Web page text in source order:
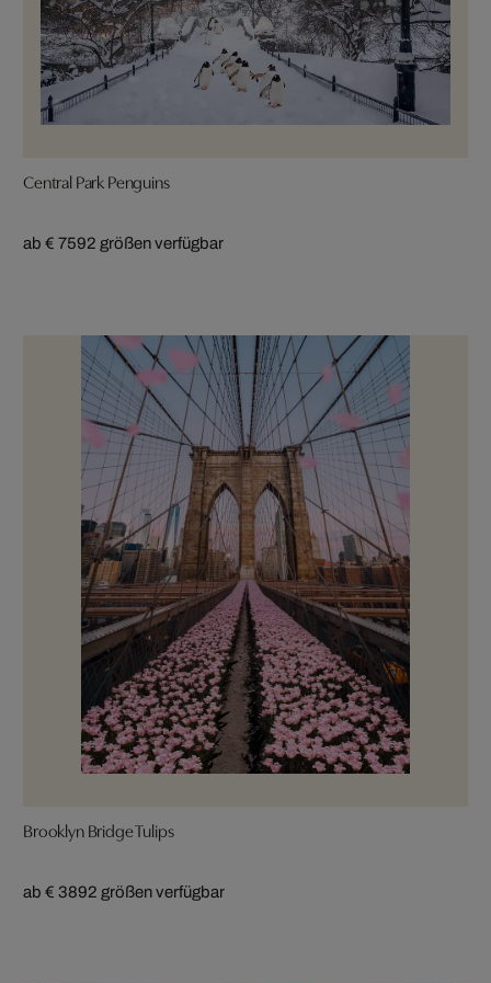
Central Park Penguins
ab € 7592 größen verfügbar
Brooklyn Bridge Tulips
ab € 3892 größen verfügbar